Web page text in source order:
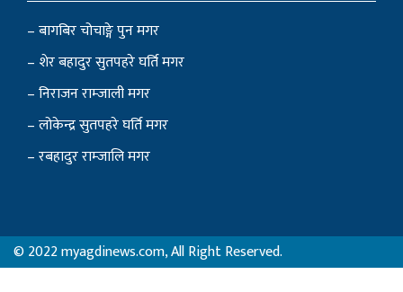
– बागबिर चोचाङ्गे पुन मगर
– शेर बहादुर सुतपहरे घर्ति मगर
– निराजन राम्जाली मगर
– लोकेन्द्र सुतपहरे घर्ति मगर
– रबहादुर राम्जालि मगर
© 2022 myagdinews.com, All Right Reserved.